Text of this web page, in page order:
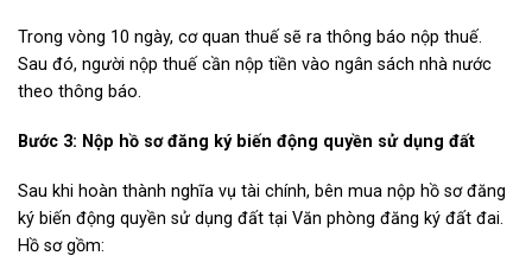
Trong vòng 10 ngày, cơ quan thuế sẽ ra thông báo nộp thuế.
Sau đó, người nộp thuế cần nộp tiền vào ngân sách nhà nước
theo thông báo.
Bước 3: Nộp hồ sơ đăng ký biến động quyền sử dụng đất
Sau khi hoàn thành nghĩa vụ tài chính, bên mua nộp hồ sơ đăng
ký biến động quyền sử dụng đất tại Văn phòng đăng ký đất đai.
Hồ sơ gồm: